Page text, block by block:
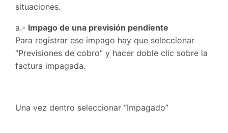
situaciones.
a.- Impago de una previsión pendiente
Para registrar ese impago hay que seleccionar
“Previsiones de cobro” y hacer doble clic sobre la
factura impagada.
Una vez dentro seleccionar “Impagado”